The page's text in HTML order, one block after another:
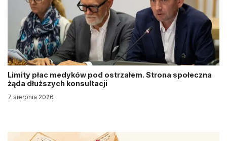
Limity płac medyków pod ostrzałem. Strona społeczna
żąda dłuższych konsultacji
7 sierpnia 2026